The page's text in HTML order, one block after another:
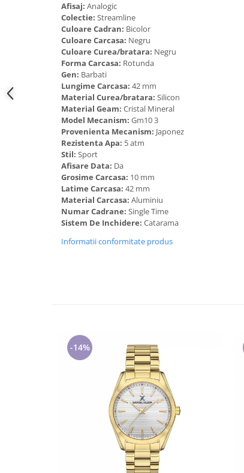
Cadouri pentru Mama
Cadouri pentru profesori sau absolventi
Cadouri Back to school
Cadouri de Paște
Cadouri Traditionale Romanesti
8 Martie
Cadouri pentru CUPLU El & Ea
Cadouri Iubitori de animale
Cadouri GRAVIDE
Cadouri pentru sportivi
Cadouri Pensionare
Cadouri Colegi, sefi sau angajati
Cadouri pentru Doctori
Cadouri pentru Sfânta Maria
Afisaj: Analogic
Colectie: Streamline
Culoare Cadran: Bicolor
Culoare Carcasa: Negru
Culoare Curea/bratara: Negru
Forma Carcasa: Rotunda
Gen: Barbati
Lungime Carcasa: 42 mm
Material Curea/bratara: Silicon
Material Geam: Cristal Mineral
Model Mecanism: Gm10 3
Provenienta Mecanism: Japonez
Rezistenta Apa: 5 atm
Stil: Sport
Afisare Data: Da
Grosime Carcasa: 10 mm
Latime Carcasa: 42 mm
Material Carcasa: Aluminiu
Numar Cadrane: Single Time
Sistem De Inchidere: Catarama
Informatii conformitate produs
-14%